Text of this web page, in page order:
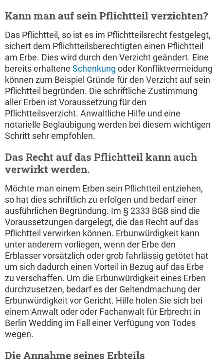
Kann man auf sein Pflichtteil verzichten?
Das Pflichtteil, so ist es im Pflichtteilsrecht festgelegt,
sichert dem Pflichtteilsberechtigten einen Pflichtteil
am Erbe. Dies wird durch den Verzicht geändert. Eine
bereits erhaltene Schenkung oder Konfliktvermeidung
können zum Beispiel Gründe für den Verzicht auf sein
Pflichtteil begründen. Die schriftliche Zustimmung
aller Erben ist Voraussetzung für den
Pflichtteilsverzicht. Anwaltliche Hilfe und eine
notarielle Beglaubigung werden bei diesem wichtigen
Schritt sehr empfohlen.
Das Recht auf das Pflichtteil kann auch
verwirkt werden.
Möchte man einem Erben sein Pflichtteil entziehen,
so hat dies schriftlich zu erfolgen und bedarf einer
ausführlichen Begründung. Im § 2333 BGB sind die
Voraussetzungen dargelegt, die das Recht auf das
Pflichtteil verwirken können. Erbunwürdigkeit kann
unter anderem vorliegen, wenn der Erbe den
Erblasser vorsätzlich oder grob fahrlässig getötet hat
um sich dadurch einen Vorteil in Bezug auf das Erbe
zu verschaffen. Um die Erbunwürdigkeit eines Erben
durchzusetzen, bedarf es der Geltendmachung der
Erbunwürdigkeit vor Gericht. Hilfe holen Sie sich bei
einem Anwalt oder oder Fachanwalt für Erbrecht in
Berlin Wedding im Fall einer Verfügung von Todes
wegen.
Die Annahme seines Erbteils